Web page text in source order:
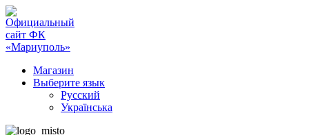
Магазин
Выберите язык
Русский
Українська